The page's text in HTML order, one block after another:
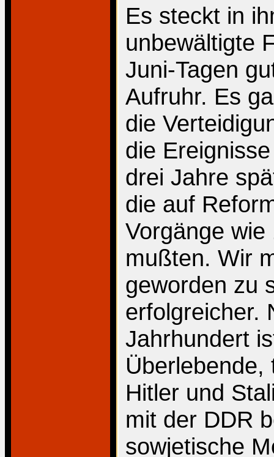
Es steckt in
unbewältigte
Juni-Tagen
Aufruhr. Es
die
die
drei Jahre
die auf
Vorgänge
mußten. Wir
geworden zu
erfolgreicher.
Jahrhundert
Hitler und
mit der DDR
sowjetische